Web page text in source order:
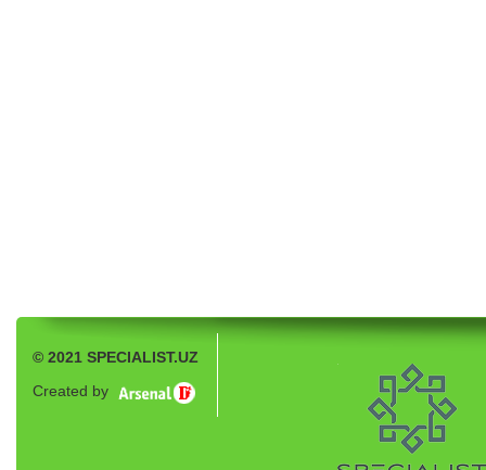
© 2021 SPECIALIST.UZ
Created by